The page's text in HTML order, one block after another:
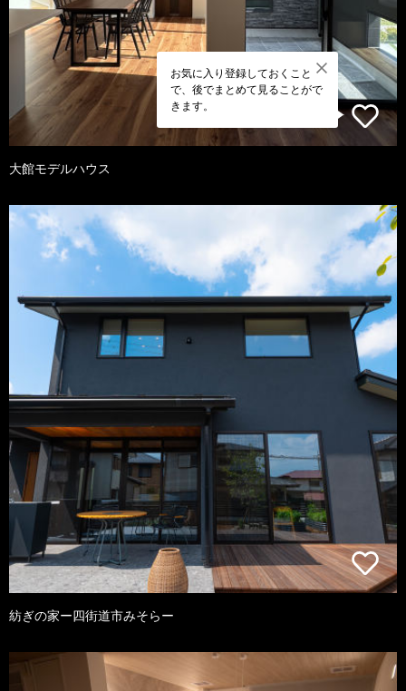
お気に入り登録しておくこと
で、後でまとめて見ることがで
きます。
大館モデルハウス
紡ぎの家ー四街道市みそらー